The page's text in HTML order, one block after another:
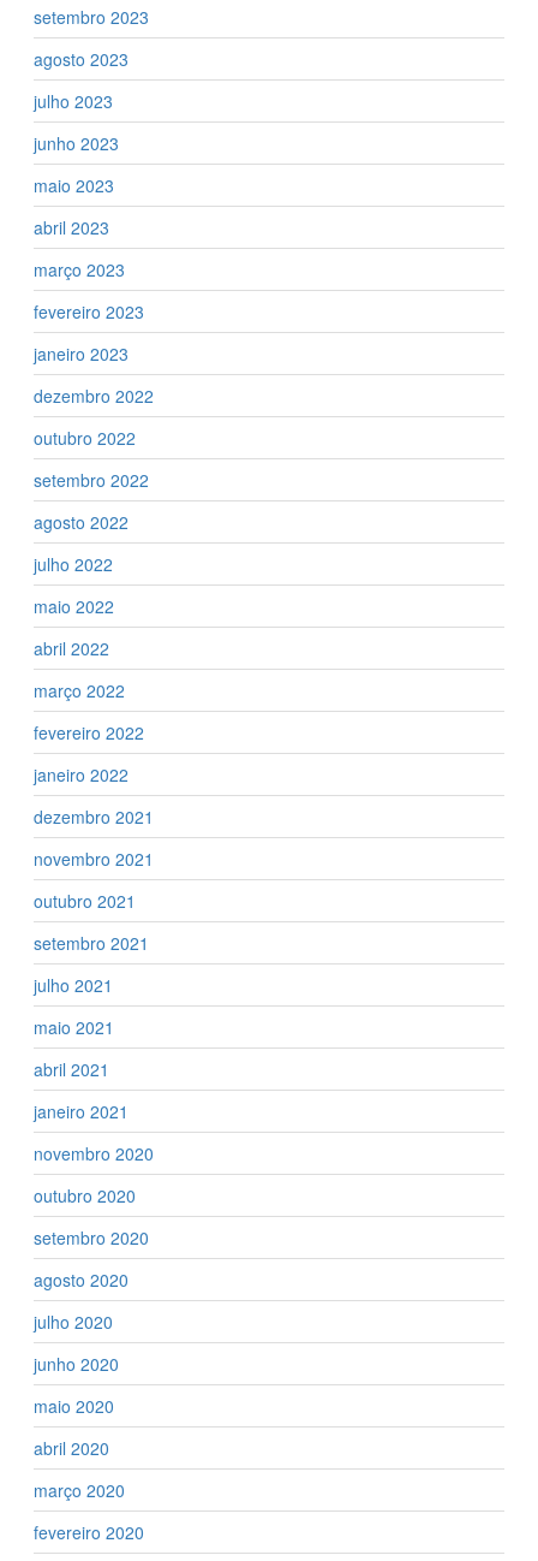
setembro 2023
agosto 2023
julho 2023
junho 2023
maio 2023
abril 2023
março 2023
fevereiro 2023
janeiro 2023
dezembro 2022
outubro 2022
setembro 2022
agosto 2022
julho 2022
maio 2022
abril 2022
março 2022
fevereiro 2022
janeiro 2022
dezembro 2021
novembro 2021
outubro 2021
setembro 2021
julho 2021
maio 2021
abril 2021
janeiro 2021
novembro 2020
outubro 2020
setembro 2020
agosto 2020
julho 2020
junho 2020
maio 2020
abril 2020
março 2020
fevereiro 2020